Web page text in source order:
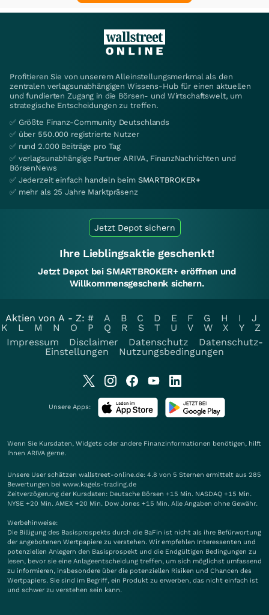
Profitieren Sie von unserem Alleinstellungsmerkmal als den
zentralen verlagsunabhängigen Wissens-Hub für einen aktuellen
und fundierten Zugang in die Börsen- und Wirtschaftswelt, um
strategische Entscheidungen zu treffen.
✅ Größte Finanz-Community Deutschlands
✅ über 550.000 registrierte Nutzer
✅ rund 2.000 Beiträge pro Tag
✅ verlagsunabhängige Partner ARIVA, FinanzNachrichten und
BörsenNews
✅ Jederzeit einfach handeln beim SMARTBROKER+
✅ mehr als 25 Jahre Marktpräsenz
Jetzt Depot sichern
Ihre Lieblingsaktie geschenkt!
Jetzt Depot bei SMARTBROKER+ eröffnen und
Willkommensgeschenk sichern.
Aktien von A - Z: # A B C D E F G H I
J
K
L M N O P Q R S T U V W X Y
Z
Impressum
Disclaimer Datenschutz
Datenschutz-
Einstellungen
Nutzungsbedingungen
Unsere Apps:
Wenn Sie Kursdaten, Widgets oder andere Finanzinformationen benötigen, hilft
Ihnen ARIVA gerne.
Unsere User schätzen wallstreet-online.de: 4.8 von 5 Sternen ermittelt aus 285
Bewertungen bei www.kagels-trading.de
Zeitverzögerung der Kursdaten: Deutsche Börsen +15 Min. NASDAQ +15 Min.
NYSE +20 Min. AMEX +20 Min. Dow Jones +15 Min. Alle Angaben ohne Gewähr.
Werbehinweise:
Die Billigung des Basisprospekts durch die BaFin ist nicht als ihre Befürwortung
der angebotenen Wertpapiere zu verstehen. Wir empfehlen Interessenten und
potenziellen Anlegern den Basisprospekt und die Endgültigen Bedingungen zu
lesen, bevor sie eine Anlageentscheidung treffen, um sich möglichst umfassend
zu informieren, insbesondere über die potenziellen Risiken und Chancen des
Wertpapiers. Sie sind im Begriff, ein Produkt zu erwerben, das nicht einfach ist
und schwer zu verstehen sein kann.